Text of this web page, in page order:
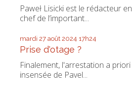
Paweł Lisicki est le rédacteur en
chef de l’important...
mardi 27 août 2024 17h24
Prise d'otage ?
Finalement, l'arrestation a priori
insensée de Pavel...